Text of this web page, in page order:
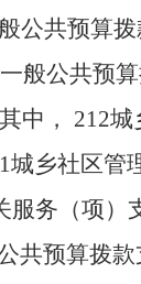
公共预算
般公共预
中 ，
212城
城乡社区管
服务（项）
共预算拨款